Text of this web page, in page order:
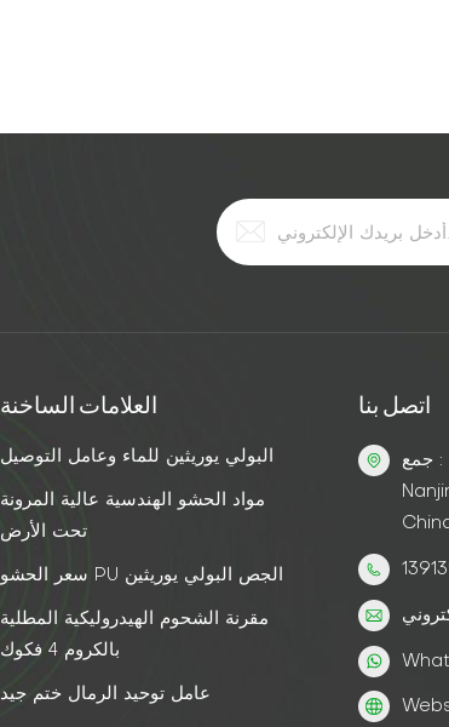
العلامات الساخنة
البولي يوريثين للماء وعامل التوصيل
مواد الحشو الهندسية عالية المرونة
تحت الأرض
سعر الحشو PU الجص البولي يوريثين
مقرنة الشحوم الهيدروليكية المطلية
بالكروم 4 فكوك
عامل توحيد الرمال ختم جيد
اتصل بنا
جمع : Room 1621, Xinghuo E Fang,